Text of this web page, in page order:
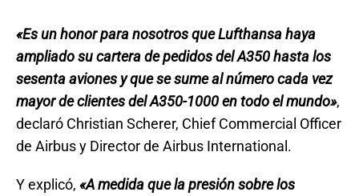
«Es un honor para nosotros que Lufthansa haya
ampliado su cartera de pedidos del A350 hasta los
sesenta aviones y que se sume al número cada vez
mayor de clientes del A350-1000 en todo el mundo»,
declaró Christian Scherer, Chief Commercial Officer
de Airbus y Director de Airbus International.
Y explicó, «A medida que la presión sobre los